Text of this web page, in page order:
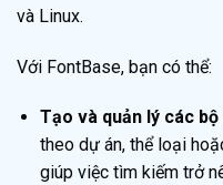
và Linux.
Với FontBase, bạn có thể:
Tạo và quản lý các
theo dự án, thể loại
giúp việc tìm kiếm trở